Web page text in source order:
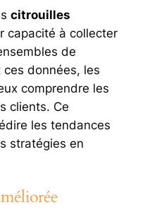
citrouilles
capacité à collecter
de
données, les
comprendre les
clients. Ce
les tendances
stratégies en